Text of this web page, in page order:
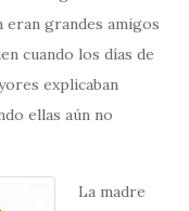
eran grandes amigos
cuando los días de
explicaban
ellas aún no
La madre